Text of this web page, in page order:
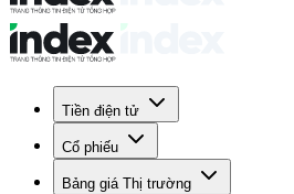
Tiền điện tử
Cổ phiếu
Bảng giá Thị trường